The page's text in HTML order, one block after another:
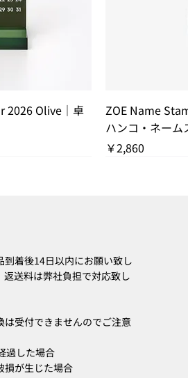
ュー
2026 Olive｜卓
ク
ZOE Name
ハンコ・ネーム
価格
￥2,860
ュー
2026 Orange｜
ュー
2026 Olive｜卓
到着後14日以内にお願い致し
返送料は弊社負担で対応致し
受付できませんのでご注意
過した場合
損が生じた場合